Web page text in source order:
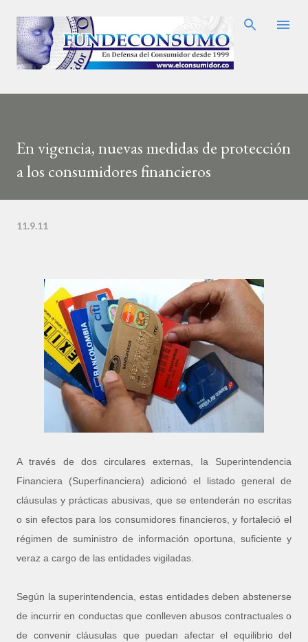
En vigencia, nuevas medidas de protección
a los consumidores financieros
11.9.11
A través de dos circulares externas, la Superintendencia
Financiera (Superfinanciera) adicionó el listado general de
cláusulas y prácticas abusivas, que se entenderán no escritas
o sin efectos para los consumidores financieros, y fortaleció el
régimen de suministro de información oportuna, suficiente y
veraz a cargo de las entidades vigiladas.
Según la superintendencia, estas entidades deben abstenerse
de incurrir en conductas que conlleven abusos contractuales o
de convenir cláusulas que puedan afectar el equilibrio del